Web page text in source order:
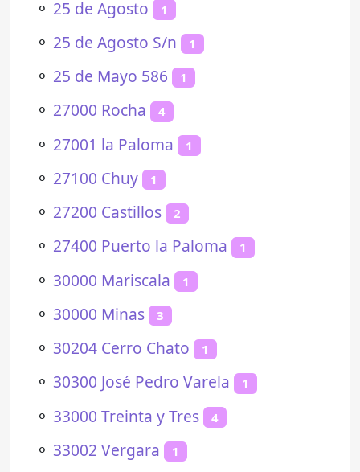
⚬ 25 de Agosto 1
⚬ 25 de Agosto S/n 1
⚬ 25 de Mayo 586 1
⚬ 27000 Rocha 4
⚬ 27001 la Paloma 1
⚬ 27100 Chuy 1
⚬ 27200 Castillos 2
⚬ 27400 Puerto la Paloma 1
⚬ 30000 Mariscala 1
⚬ 30000 Minas 3
⚬ 30204 Cerro Chato 1
⚬ 30300 José Pedro Varela 1
⚬ 33000 Treinta y Tres 4
⚬ 33002 Vergara 1